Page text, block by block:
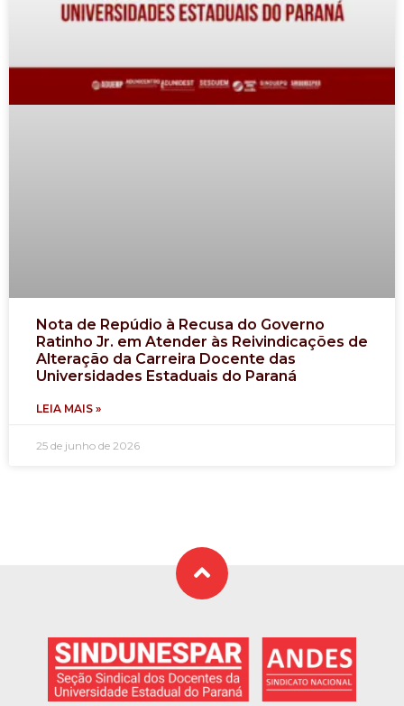
Nota de Repúdio à Recusa do Governo
Ratinho Jr. em Atender às Reivindicações de
Alteração da Carreira Docente das
Universidades Estaduais do Paraná
LEIA MAIS »
25 de junho de 2026